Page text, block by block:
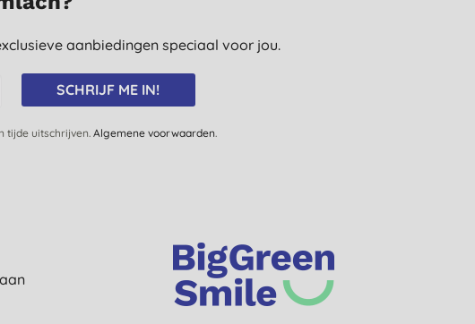
aanbiedingen speciaal voor jou.
SCHRIJF ME IN!
tijde uitschrijven. Algemene voorwaarden.